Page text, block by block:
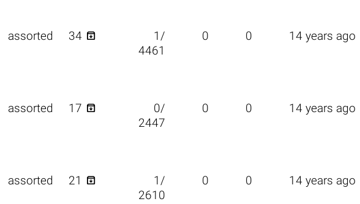
assorted 34 
1/
4461
0 0 14 years ago
assorted 17 
0/
2447
0 0 14 years ago
assorted 21 
1/
2610
0 0 14 years ago